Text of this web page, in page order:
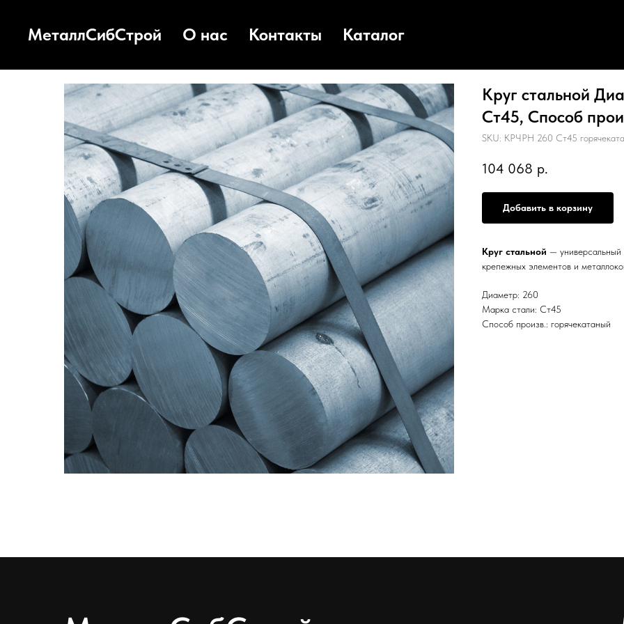
МеталлСибСтрой О нас Контакты Каталог
Круг стальной
Ст45, Способ
SKU: КРЧРН 260 Ст45
104 068 р.
Добавить в корзину
Круг стальной — универсальный
крепежных элементов и
Диаметр: 260
Марка стали: Ст45
Способ произв.: горячекатаный